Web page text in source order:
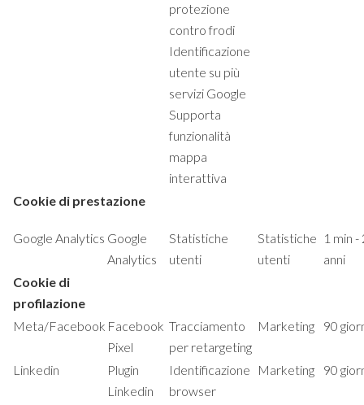
protezione
contro frodi
Identificazione
utente su più
servizi Google
Supporta
funzionalità
mappa
interattiva
Cookie di prestazione
Google Analytics Google
Analytics
Statistiche
utenti
Statistiche
utenti
1 min -
anni
Cookie di
profilazione
Meta/Facebook Facebook
Pixel
Tracciamento
per retargeting
Marketing 90
Linkedin
Plugin
Linkedin
Identificazione
browser
Marketing 90